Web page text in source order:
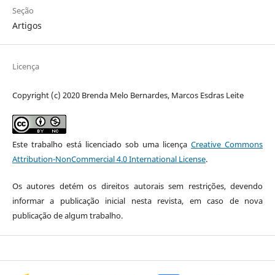
Seção
Artigos
Licença
Copyright (c) 2020 Brenda Melo Bernardes, Marcos Esdras Leite
Este trabalho está licenciado sob uma licençaCreative Commons
Attribution-NonCommercial 4.0 International License.
Os autores detém os direitos autorais sem restrições, devendo
informar a publicação inicial nesta revista, em caso de nova
publicação de algum trabalho.